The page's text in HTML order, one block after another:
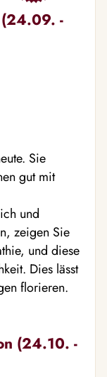
(24.09. -
Sie
gut mit
und
zeigen Sie
und diese
Dies lässt
florieren.
(24.10. -